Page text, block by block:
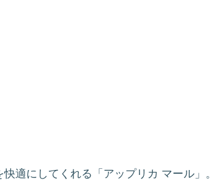
適にしてくれる「アップリカ マール」。